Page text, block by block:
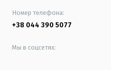
Номер телефона:
+38 044 390 5077
Мы в соцсетях: